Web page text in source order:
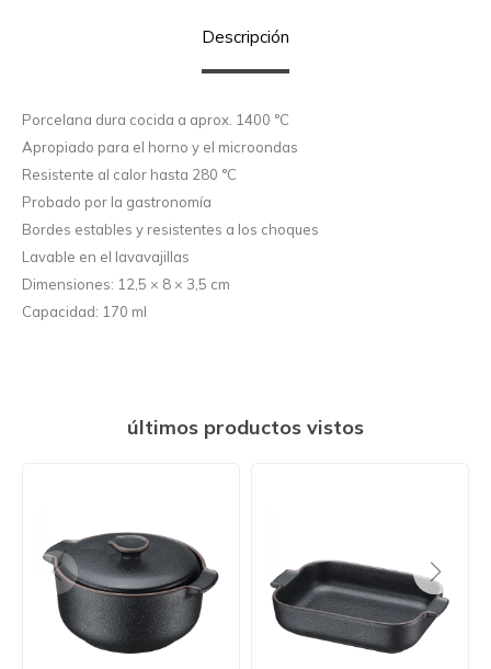
Descripción
Porcelana dura cocida a aprox. 1400 °C
Apropiado para el horno y el microondas
Resistente al calor hasta 280 °C
Probado por la gastronomía
Bordes estables y resistentes a los choques
Lavable en el lavavajillas
Dimensiones: 12,5 × 8 × 3,5 cm
Capacidad: 170 ml
últimos productos vistos